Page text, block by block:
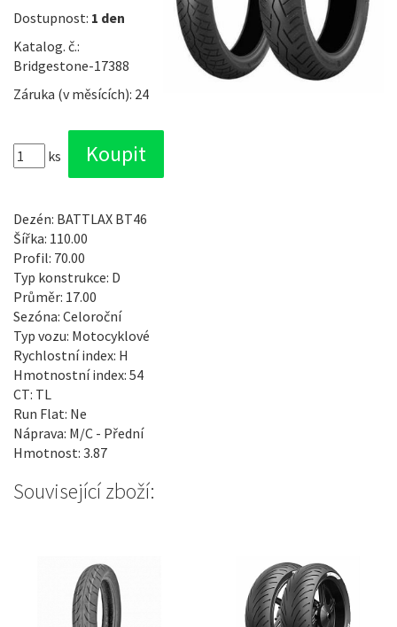
Dostupnost: 1 den
Katalog. č.:
Bridgestone-17388
Záruka (v měsících): 24
ks
Dezén: BATTLAX BT46
Šířka: 110.00
Profil: 70.00
Typ konstrukce: D
Průměr: 17.00
Sezóna: Celoroční
Typ vozu: Motocyklové
Rychlostní index: H
Hmotnostní index: 54
CT: TL
Run Flat: Ne
Náprava: M/C - Přední
Hmotnost: 3.87
Související zboží: